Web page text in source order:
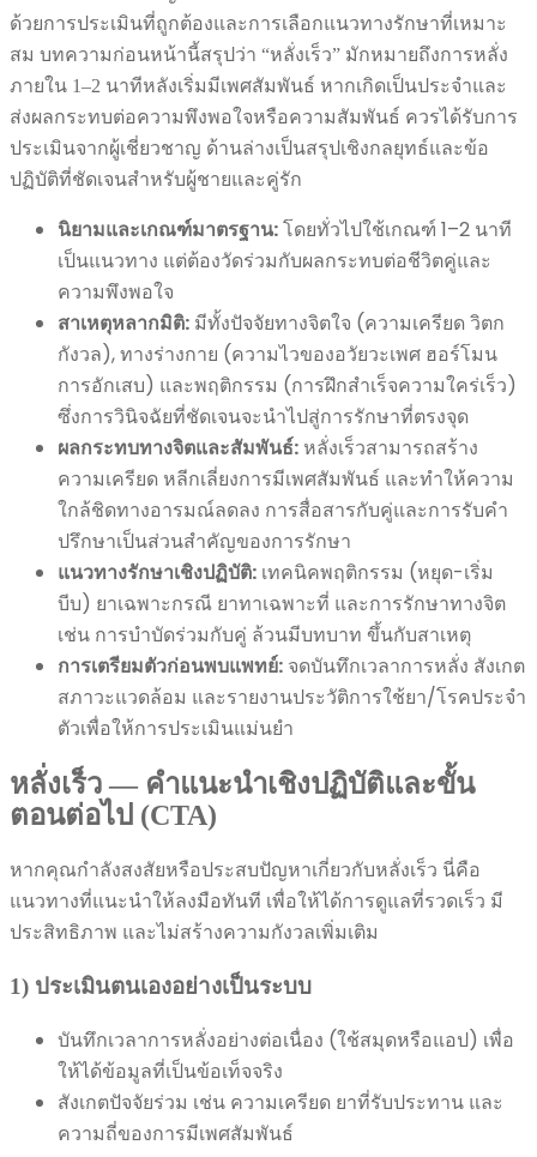
ด้วยการประเมินที่ถูกต้องและการเลือกแนวทางรักษาที่เหมาะ
สม บทความก่อนหน้านี้สรุปว่า “หลั่งเร็ว” มักหมายถึงการหลั่ง
ภายใน 1–2 นาทีหลังเริ่มมีเพศสัมพันธ์ หากเกิดเป็นประจำและ
ส่งผลกระทบต่อความพึงพอใจหรือความสัมพันธ์ ควรได้รับการ
ประเมินจากผู้เชี่ยวชาญ ด้านล่างเป็นสรุปเชิงกลยุทธ์และข้อ
ปฏิบัติที่ชัดเจนสำหรับผู้ชายและคู่รัก
นิยามและเกณฑ์มาตรฐาน:โดยทั่วไปใช้เกณฑ์ 1–2 นาที
เป็นแนวทาง แต่ต้องวัดร่วมกับผลกระทบต่อชีวิตคู่และ
ความพึงพอใจ
สาเหตุหลากมิติ: มีทั้งปัจจัยทางจิตใจ (ความเครียด วิตก
กังวล), ทางร่างกาย (ความไวของอวัยวะเพศ ฮอร์โมน
การอักเสบ) และพฤติกรรม (การฝึกสำเร็จความใคร่เร็ว)
ซึ่งการวินิจฉัยที่ชัดเจนจะนำไปสู่การรักษาที่ตรงจุด
ผลกระทบทางจิตและสัมพันธ์: หลั่งเร็วสามารถสร้าง
ความเครียด หลีกเลี่ยงการมีเพศสัมพันธ์ และทำให้ความ
ใกล้ชิดทางอารมณ์ลดลง การสื่อสารกับคู่และการรับคำ
ปรึกษาเป็นส่วนสำคัญของการรักษา
แนวทางรักษาเชิงปฏิบัติ: เทคนิคพฤติกรรม (หยุด-เริ่ม
บีบ) ยาเฉพาะกรณี ยาทาเฉพาะที่ และการรักษาทางจิต
เช่น การบำบัดร่วมกับคู่ ล้วนมีบทบาท ขึ้นกับสาเหตุ
การเตรียมตัวก่อนพบแพทย์: จดบันทึกเวลาการหลั่ง สังเกต
สภาวะแวดล้อม และรายงานประวัติการใช้ยา/โรคประจำ
ตัวเพื่อให้การประเมินแม่นยำ
หลั่งเร็ว — คำแนะนำเชิงปฏิบัติและขั้น
ตอนต่อไป (CTA)
หากคุณกำลังสงสัยหรือประสบปัญหาเกี่ยวกับหลั่งเร็ว นี่คือ
แนวทางที่แนะนำให้ลงมือทันที เพื่อให้ได้การดูแลที่รวดเร็ว มี
ประสิทธิภาพ และไม่สร้างความกังวลเพิ่มเติม
1) ประเมินตนเองอย่างเป็นระบบ
บันทึกเวลาการหลั่งอย่างต่อเนื่อง (ใช้สมุดหรือแอป) เพื่อ
ให้ได้ข้อมูลที่เป็นข้อเท็จจริง
สังเกตปัจจัยร่วม เช่น ความเครียด ยาที่รับประทาน และ
ความถี่ของการมีเพศสัมพันธ์